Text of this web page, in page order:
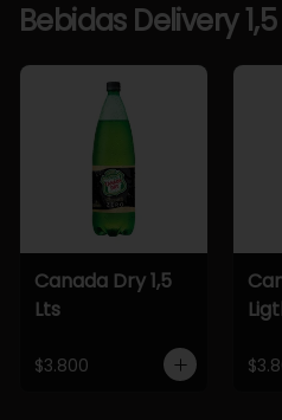
Bebidas Delivery
Canada Dry 1,5
Lts
$3.800